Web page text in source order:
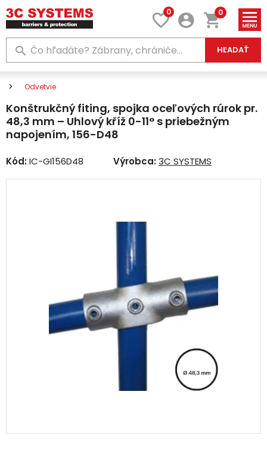
0
HĽADAŤ
0
Odvetvie
Konštrukčný fiting, spojka oceľových rúrok pr.
48,3 mm – Uhlový kříž 0-11° s priebežným
napojením, 156-D48
Kód:IC-GI156D48 Výrobca:3C SYSTEMS